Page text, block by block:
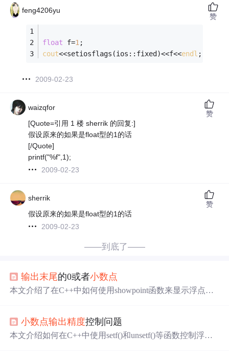
feng4206yu
float f=1 ;
cout<<setiosflags(ios::fixed)<<f<<endl ;
2009-02-23
赞
waizqfor
[Quote=引用 1 楼 sherrik 的回复:]
假设原来的如果是float型的1的话
[/Quote]
printf("%f",1);
2009-02-23
赞
sherrik
假设原来的如果是float型的1的话
2009-02-23
赞
——到底了——
输出末尾的0或者小数点
本文介绍了在C++中如何使用showpoint函数来显示浮点数
小数点输出精度控制问题
本文介绍如何在C++中使用setf()和unsetf()等函数控制浮点